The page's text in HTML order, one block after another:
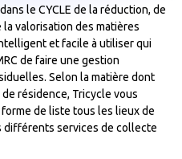
le CYCLE de la réduction, de
valorisation des matières
et facile à utiliser qui
de faire une gestion
Selon la matière dont
résidence, Tricycle vous
de liste tous les lieux de
différents services de collecte